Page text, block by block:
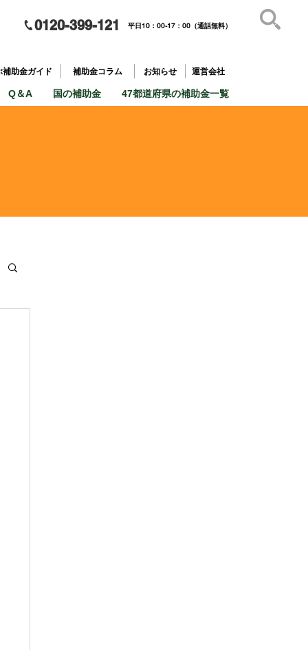
0120-399-121 平日10：00-17：00（通話無料）
助金ガイド 補助金コラム お知らせ 運営会社
Q＆A 国の補助金 47都道府県の補助金一覧